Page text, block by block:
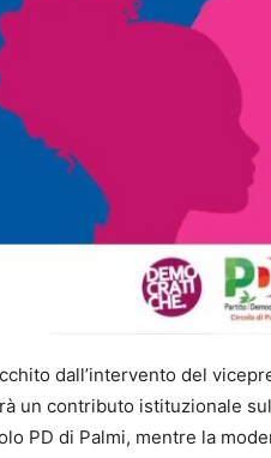
dall’intervento del
un contributo istituzionale
PD di Palmi, mentre la